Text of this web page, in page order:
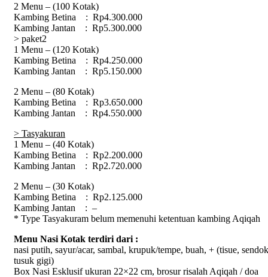
2 Menu – (100 Kotak)
Kambing Betina : Rp4.300.000
Kambing Jantan : Rp5.300.000
> paket2
1 Menu – (120 Kotak)
Kambing Betina : Rp4.250.000
Kambing Jantan : Rp5.150.000
2 Menu – (80 Kotak)
Kambing Betina : Rp3.650.000
Kambing Jantan : Rp4.550.000
> Tasyakuran
1 Menu – (40 Kotak)
Kambing Betina : Rp2.200.000
Kambing Jantan : Rp2.720.000
2 Menu – (30 Kotak)
Kambing Betina : Rp2.125.000
Kambing Jantan : –
* Type Tasyakuram belum memenuhi ketentuan kambing Aqiqah
Menu Nasi Kotak terdiri dari :
nasi putih, sayur/acar, sambal, krupuk/tempe, buah, + (tisue,
tusuk gigi)
Box Nasi Esklusif ukuran 22×22 cm, brosur risalah Aqiqah / doa